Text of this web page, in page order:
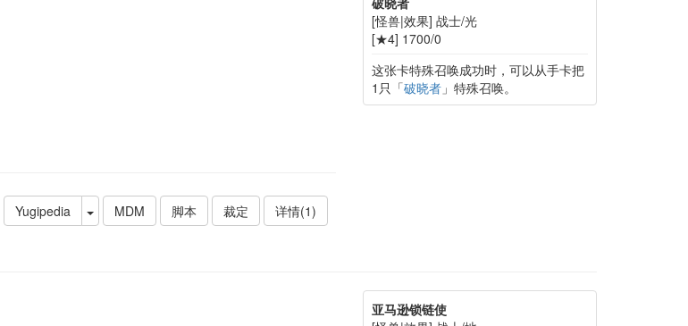
Yugipedia MDM 脚本 裁定 详情(1)
[怪兽|效果] 战士/光
[★4] 1700/0
这张卡特殊召唤成功时，可以从手卡把
1只「破晓者 」特殊召唤。
亚马逊锁链使